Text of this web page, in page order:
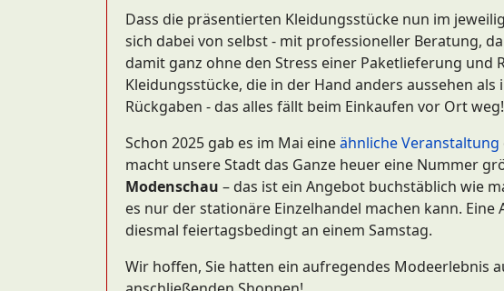
Dass die präsentierten Kleidungsstücke nun im
sich dabei von selbst - mit professioneller Beratung,
damit ganz ohne den Stress einer Paketlieferung und
Kleidungsstücke, die in der Hand anders aussehen
Rückgaben - das alles fällt beim Einkaufen vor Ort weg!
Schon 2025 gab es im Mai eineähnliche Veranstaltung
macht unsere Stadt das Ganze heuer eine Nummer
Modenschau – das ist ein Angebot buchstäblich wie
es nur der stationäre Einzelhandel machen kann.
diesmal feiertagsbedingt an einem Samstag.
Wir hoffen, Sie hatten ein aufregendes Modeerlebnis